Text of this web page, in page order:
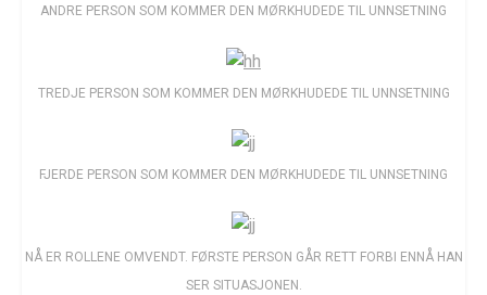
ANDRE PERSON SOM KOMMER DEN MØRKHUDEDE TIL UNNSETNING
TREDJE PERSON SOM KOMMER DEN MØRKHUDEDE TIL UNNSETNING
FJERDE PERSON SOM KOMMER DEN MØRKHUDEDE TIL UNNSETNING
NÅ ER ROLLENE OMVENDT. FØRSTE PERSON GÅR RETT FORBI ENNÅ HAN
SER SITUASJONEN.